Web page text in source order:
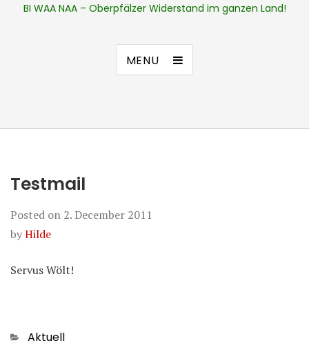
BI WAA NAA – Oberpfälzer Widerstand im ganzen Land!
MENU
Testmail
Posted on 2. December 2011
byHilde
Servus Wölt!
Categories
Aktuell